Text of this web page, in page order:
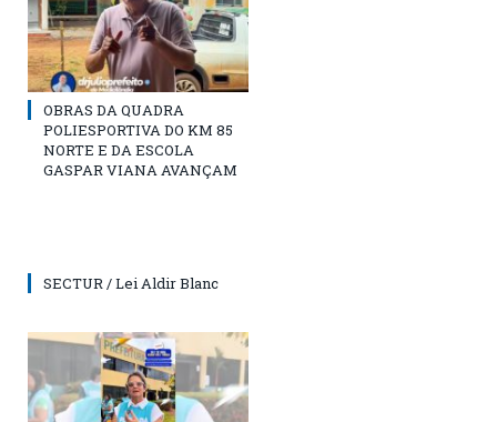
OBRAS DA QUADRA
POLIESPORTIVA DO KM 85
NORTE E DA ESCOLA
GASPAR VIANA AVANÇAM
SECTUR / Lei Aldir Blanc